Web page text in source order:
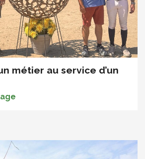
métier au service d’un